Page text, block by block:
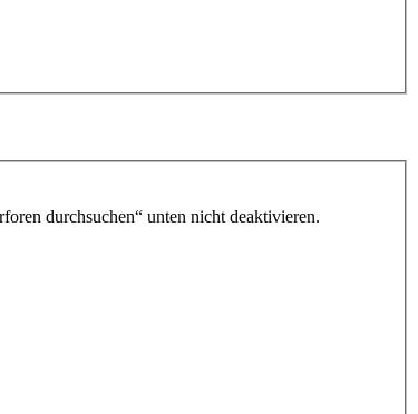
durchsuchen“ unten nicht deaktivieren.